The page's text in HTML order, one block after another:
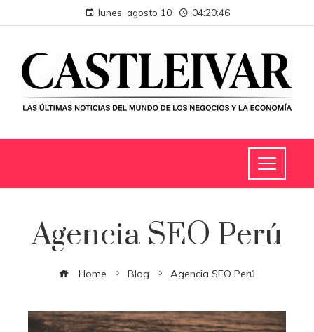
lunes, agosto 10 04:20:46
Agencia SEO Perú
Home Blog Agencia SEO Perú